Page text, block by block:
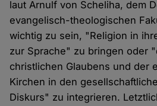
laut Arnulf von Scheliha, dem
evangelisch-theologischen
wichtig zu sein, "Religion in
zur Sprache" zu bringen oder
christlichen Glaubens und der
Kirchen in den
Diskurs" zu integrieren.